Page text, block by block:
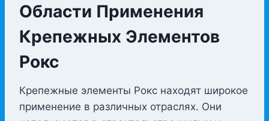
Области Применения
Крепежных Элементов
Рокс
Крепежные элементы Рокс находят широкое
применение в различных отраслях. Они